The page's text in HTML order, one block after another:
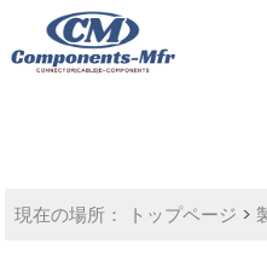
現在の場所： トップページ >